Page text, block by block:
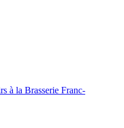
à la Brasserie Franc-